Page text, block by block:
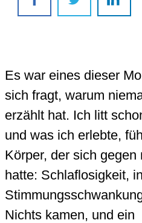
Es war eines dieser
sich fragt, warum
erzählt hat. Ich litt
und was ich erlebte,
Körper, der sich
hatte: Schlaflosigkeit,
Nichts kamen, und ein